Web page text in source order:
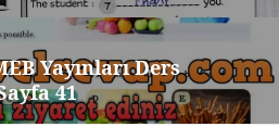
Yayınları Ders
41